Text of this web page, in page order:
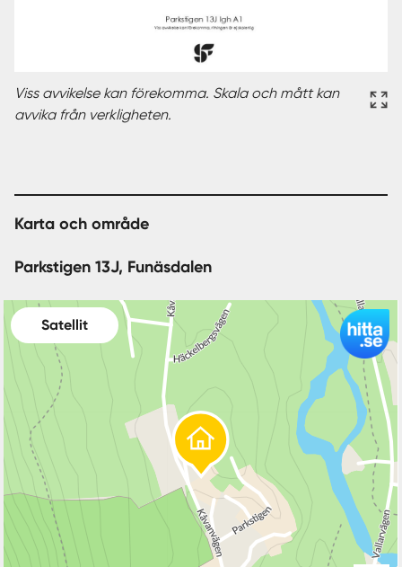
Viss avvikelse kan förekomma. Skala och mått kan
avvika från verkligheten.
Karta och område
Parkstigen 13J, Funäsdalen
Satellit